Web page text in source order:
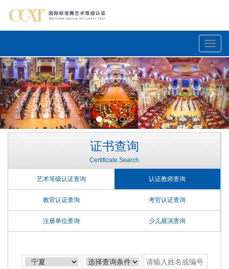
Toggle
Previous
证书查询
Certificate Search
艺术等级认证查询 认证教师查询
教官认证查询 考官认证查询
注册单位查询 少儿展演查询